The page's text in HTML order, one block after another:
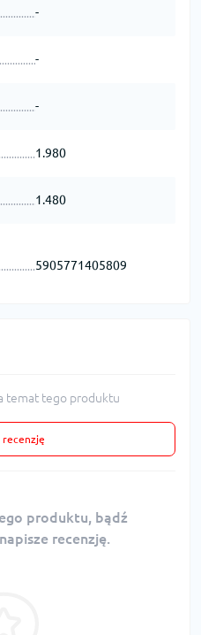
-
-
-
1.980
1.480
5905771405809
temat tego produktu
recenzję
produktu, bądź
recenzję.